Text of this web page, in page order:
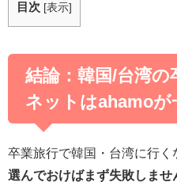
目次 [表示]
結論：韓国/台湾の
ネットはahamoが
卒業旅行で韓国・台湾に行く
選んでおけばまず失敗しませ